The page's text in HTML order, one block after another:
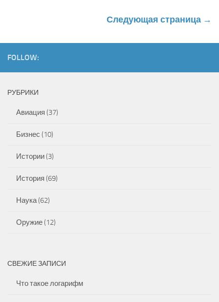
Следующая страница →
FOLLOW:
РУБРИКИ
Авиация (37)
Бизнес (10)
Истории(3)
История (69)
Наука(62)
Оружие(12)
СВЕЖИЕ ЗАПИСИ
Что такое логарифм